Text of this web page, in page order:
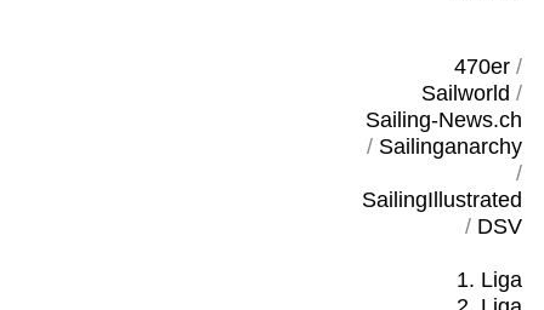
470er/
Sailworld /
Sailing-News.ch
/ Sailinganarchy
/
SailingIllustrated
/ DSV
1. Liga